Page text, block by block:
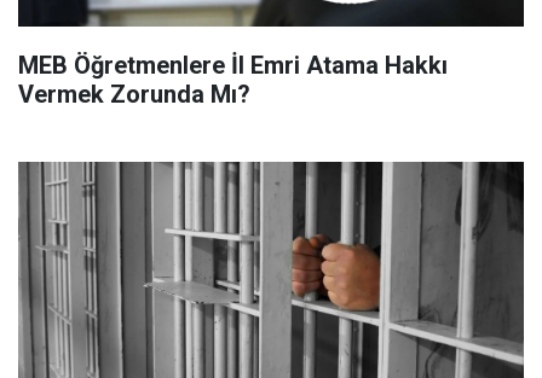
MEB Öğretmenlere İl Emri Atama Hakkı
Vermek Zorunda Mı?